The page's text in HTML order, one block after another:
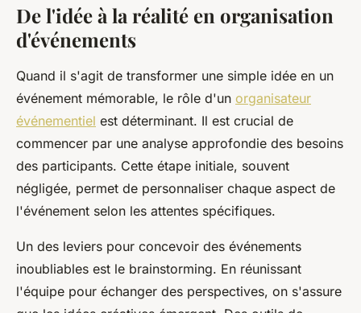
De l'idée à la réalité en organisation
d'événements
Quand il s'agit de transformer une simple idée en un
événement mémorable, le rôle d'un organisateur
événementiel est déterminant. Il est crucial de
commencer par une analyse approfondie des besoins
des participants. Cette étape initiale, souvent
négligée, permet de personnaliser chaque aspect de
l'événement selon les attentes spécifiques.
Un des leviers pour concevoir des événements
inoubliables est le brainstorming. En réunissant
l'équipe pour échanger des perspectives, on s'assure